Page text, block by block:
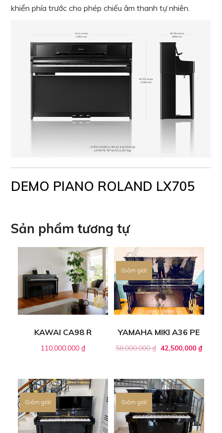
khiển phía trước cho phép chiếu âm thanh tự nhiên.
DEMO PIANO ROLAND LX705
Sản phẩm tương tự
KAWAI CA98 R
110,000,000₫
Giảm giá!
YAMAHA MIKI A36 PE
58,000,000₫ 42,500,000₫
Giảm giá! Giảm giá!